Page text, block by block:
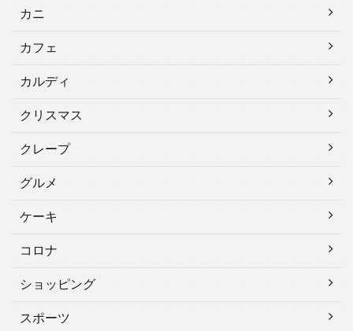
カニ
カフェ
カルディ
クリスマス
クレープ
グルメ
ケーキ
コロナ
ショッピング
スポーツ